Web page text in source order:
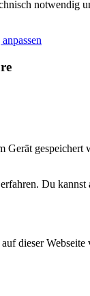
notwendig
Du
dieser